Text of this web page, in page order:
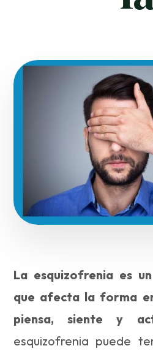
La esquizofrenia es
que afecta la forma
piensa, siente y
esquizofrenia puede